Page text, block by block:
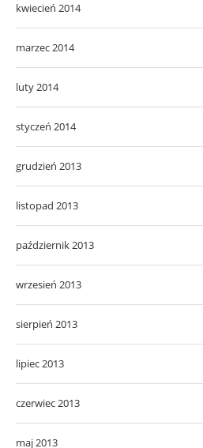
kwiecień 2014
marzec 2014
luty 2014
styczeń 2014
grudzień 2013
listopad 2013
październik 2013
wrzesień 2013
sierpień 2013
lipiec 2013
czerwiec 2013
maj 2013